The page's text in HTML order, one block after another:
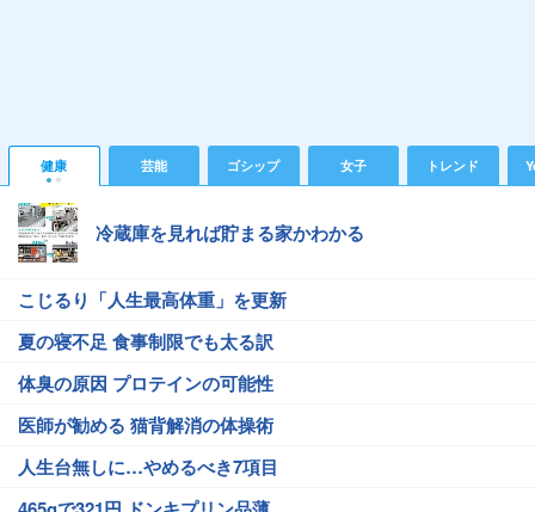
健康 芸能 ゴシップ 女子 トレンド
冷蔵庫を見れば貯まる家かわかる
こじるり「人生最高体重」を更新
夏の寝不足 食事制限でも太る訳
体臭の原因 プロテインの可能性
医師が勧める 猫背解消の体操術
人生台無しに…やめるべき7項目